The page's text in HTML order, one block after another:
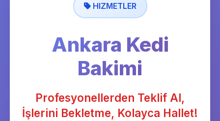
HIZMETLER
Ankara Kedi
Bakimi
Profesyonellerden Teklif Al,
İşlerini Bekletme, Kolayca Hallet!